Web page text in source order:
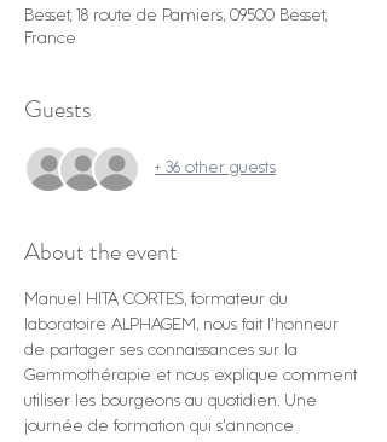
Besset, 18 route de Pamiers, 09500 Besset,
France
Guests
+ 36 other guests
About the event
Manuel HITA CORTES, formateur du
laboratoire ALPHAGEM, nous fait l'honneur
de partager ses connaissances sur la
Gemmothérapie et nous explique comment
utiliser les bourgeons au quotidien. Une
journée de formation qui s'annonce